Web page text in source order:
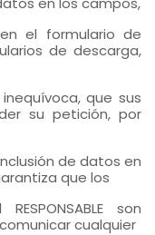
el formulario de
de descarga,
que sus
su petición, por
de datos en
que los
son
cualquier